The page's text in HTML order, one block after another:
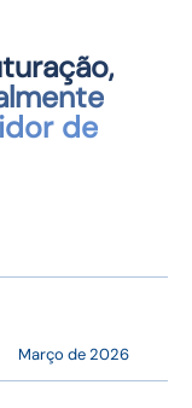
de
Março de 2026